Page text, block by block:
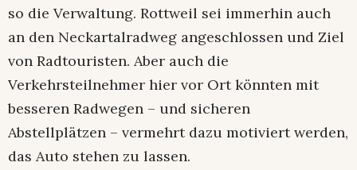
so die Verwaltung. Rottweil sei immerhin auch
an den Neckartalradweg angeschlossen und Ziel
von Radtouristen. Aber auch die
Verkehrsteilnehmer hier vor Ort könnten mit
besseren Radwegen – und sicheren
Abstellplätzen – vermehrt dazu motiviert werden,
das Auto stehen zu lassen.